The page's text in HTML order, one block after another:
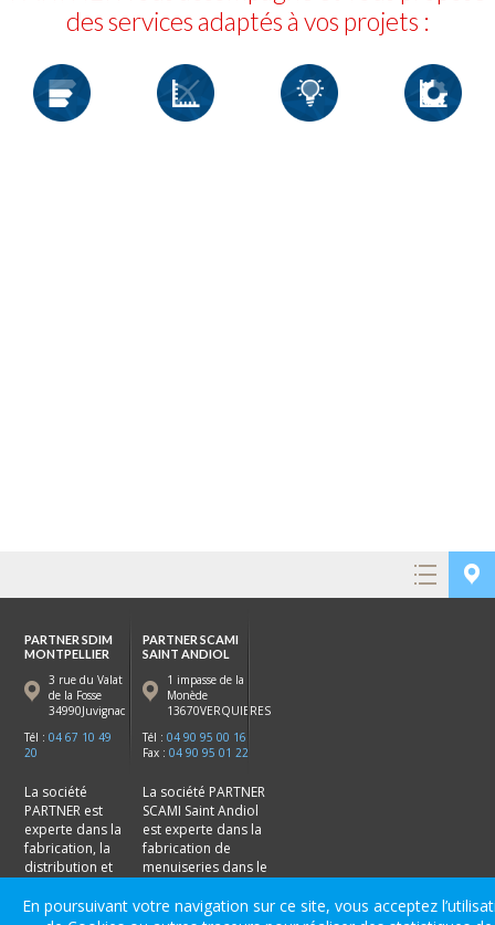
des services adaptés à vos projets :
PARTNER SDIM
MONTPELLIER
3 rue du Valat
de la Fosse
34990Juvignac
Tél :04 67 10 49
20
La société
PARTNER est
experte dans la
fabrication, la
distribution et
menuiseries en
PARTNER SCAMI
SAINT ANDIOL
1 impasse de la
Monède
13670VERQUIERES
Tél :04 90 95 00 16
Fax :04 90 95 01 22
La société PARTNER
SCAMI Saint Andiol
est experte dans la
fabrication de
menuiseries dans le
bouches du Rhone
En poursuivant votre navigation sur ce site, vous acceptez